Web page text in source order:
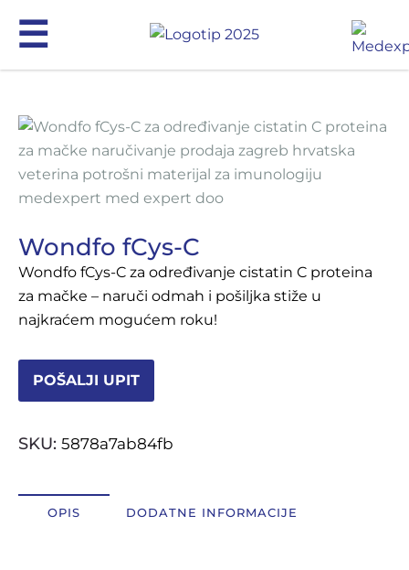
☰
Wondfo fCys-C
Wondfo fCys-C za određivanje cistatin C proteina
za mačke – naruči odmah i pošiljka stiže u
najkraćem mogućem roku!
POŠALJI UPIT
SKU: 5878a7ab84fb
OPIS DODATNE INFORMACIJE
MRI
Proizvodi
Servis
Kontakt
EN
+385 (0)1 4640 700